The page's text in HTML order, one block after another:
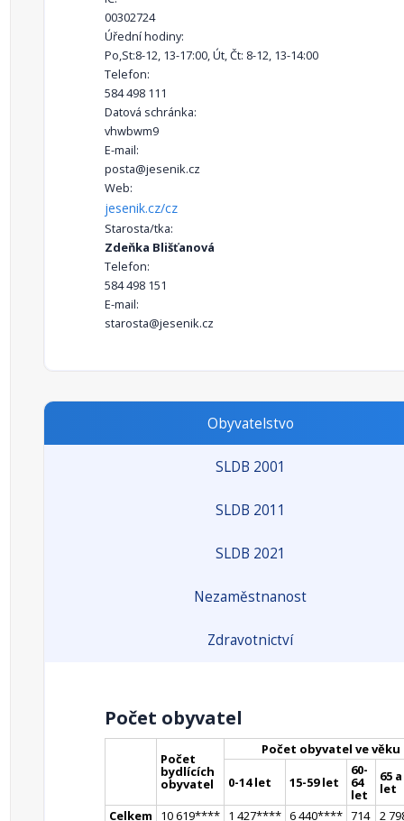
00302724
Úřední hodiny:
Po,St:8-12, 13-17:00, Út, Čt: 8-12, 13-14:00
Telefon:
584 498 111
Datová schránka:
vhwbwm9
E-mail:
posta@jesenik.cz
Web:
jesenik.cz/cz
Starosta/tka:
Zdeňka Blišťanová
Telefon:
584 498 151
E-mail:
starosta@jesenik.cz
Obyvatelstvo
SLDB 2001
SLDB 2011
SLDB 2021
Nezaměstnanost
Zdravotnictví
Počet obyvatel
Počet
bydlících
obyvatel
Počet obyvatel ve věku
0-14 let 15-59 let
60-
64
let
65
let
Celkem
10 619**** 1 427**** 6 440**** 714 2